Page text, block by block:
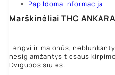
Papildoma informacija
Marškinėliai THC
Lengvi ir malonūs,
nesiglamžantys tiesaus
Dvigubos siūlės.